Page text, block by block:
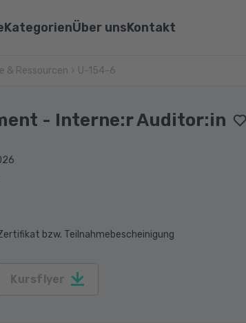
Kategorien
Pflege & Medizin
Über uns
Über Viona
Kontakt
& Ressourcen U-154-6
- Interne:r Auditor:in
bzw. Teilnahmebescheinigung
Kursflyer